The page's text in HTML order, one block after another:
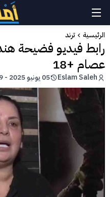
الرئيسية ترند
رابط فيديو فضيحة
عصام +18
Eslam Saleh 05 يونيو 2025 - 22:09